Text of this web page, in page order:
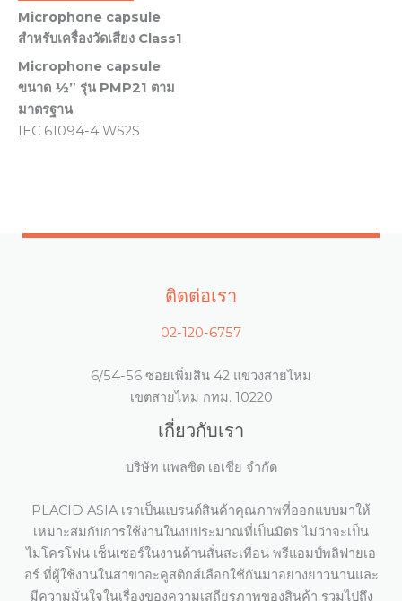
Microphone capsule
สำหรับเครื่องวัดเสียง Class1
Microphone capsule
ขนาด ½” รุ่น PMP21 ตาม
มาตรฐาน
IEC 61094-4 WS2S
ติดต่อเรา
02-120-6757
6/54-56 ซอยเพิ่มสิน 42 แขวงสายไหม
เขตสายไหม กทม. 10220
เกี่ยวกับเรา
บริษัท แพลซิด เอเชีย จำกัด
PLACID ASIA เราเป็นแบรนด์สินค้าคุณภาพที่ออกแบบมาให้
เหมาะสมกับการใช้งานในงบประมาณที่เป็นมิตร ไม่ว่าจะเป็น
ไมโครโฟน เซ็นเซอร์ในงานด้านสั่นสะเทือน พรีแอมป์พลิฟายเอ
อร์ ที่ผู้ใช้งานในสาขาอะคูสติกส์เลือกใช้กันมาอย่างยาวนานและ
มีความมั่นใจในเรื่องของความเสถียรภาพของสินค้า รวมไปถึง